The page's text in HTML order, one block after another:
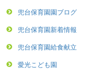
兜台保育園園ブログ
兜台保育園新着情報
兜台保育園給食献立
愛光こども園